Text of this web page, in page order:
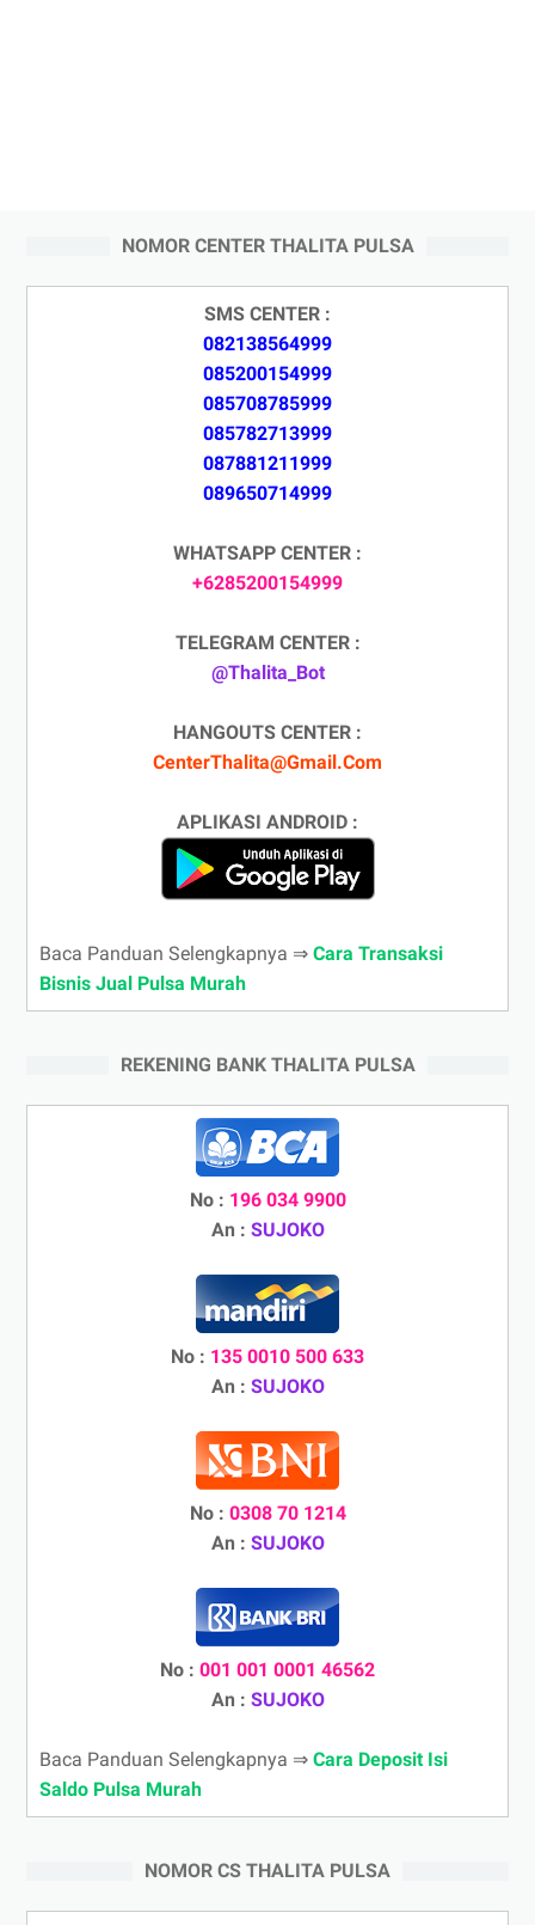
NOMOR CENTER THALITA PULSA
SMS CENTER :
082138564999
085200154999
085708785999
085782713999
087881211999
089650714999
WHATSAPP CENTER :
+6285200154999
TELEGRAM CENTER :
@Thalita_Bot
HANGOUTS CENTER :
CenterThalita@Gmail.Com
APLIKASI ANDROID :
Baca Panduan Selengkapnya ⇒ Cara Transaksi
Bisnis Jual Pulsa Murah
REKENING BANK THALITA PULSA
No : 196 034 9900
An : SUJOKO
No : 135 0010 500 633
An : SUJOKO
No : 0308 70 1214
An : SUJOKO
No : 001 001 0001 46562
An : SUJOKO
Baca Panduan Selengkapnya ⇒ Cara Deposit Isi
Saldo Pulsa Murah
NOMOR CS THALITA PULSA